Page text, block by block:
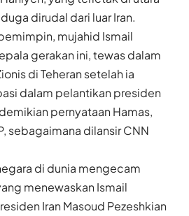
dirudal dari luar Iran.
mujahid Ismail
gerakan ini, tewas dalam
di Teheran setelah ia
dalam pelantikan presiden
pernyataan Hamas,
sebagaimana dilansir CNN
di dunia mengecam
menewaskan Ismail
Iran Masoud Pezeshkian